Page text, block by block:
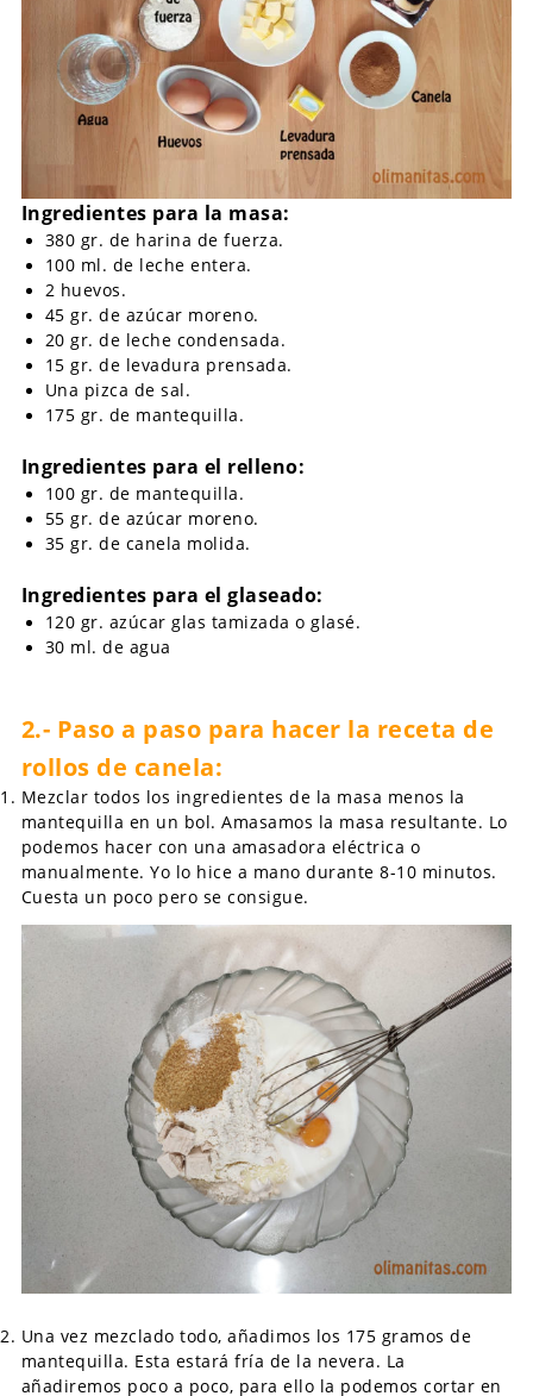
Ingredientes para la masa:
380 gr. de harina de fuerza.
100 ml. de leche entera.
2 huevos.
45 gr. de azúcar moreno.
20 gr. de leche condensada.
15 gr. de levadura prensada.
Una pizca de sal.
175 gr. de mantequilla.
Ingredientes para el relleno:
100 gr. de mantequilla.
55 gr. de azúcar moreno.
35 gr. de canela molida.
Ingredientes para el glaseado:
120 gr. azúcar glas tamizada o glasé.
30 ml. de agua
2.- Paso a paso para hacer la receta de
rollos de canela:
Mezclar todos los ingredientes de la masa menos la
mantequilla en un bol. Amasamos la masa resultante. Lo
podemos hacer con una amasadora eléctrica o
manualmente. Yo lo hice a mano durante 8-10 minutos.
Cuesta un poco pero se consigue.
Una vez mezclado todo, añadimos los 175 gramos de
mantequilla. Esta estará fría de la nevera. La
añadiremos poco a poco, para ello la podemos cortar en